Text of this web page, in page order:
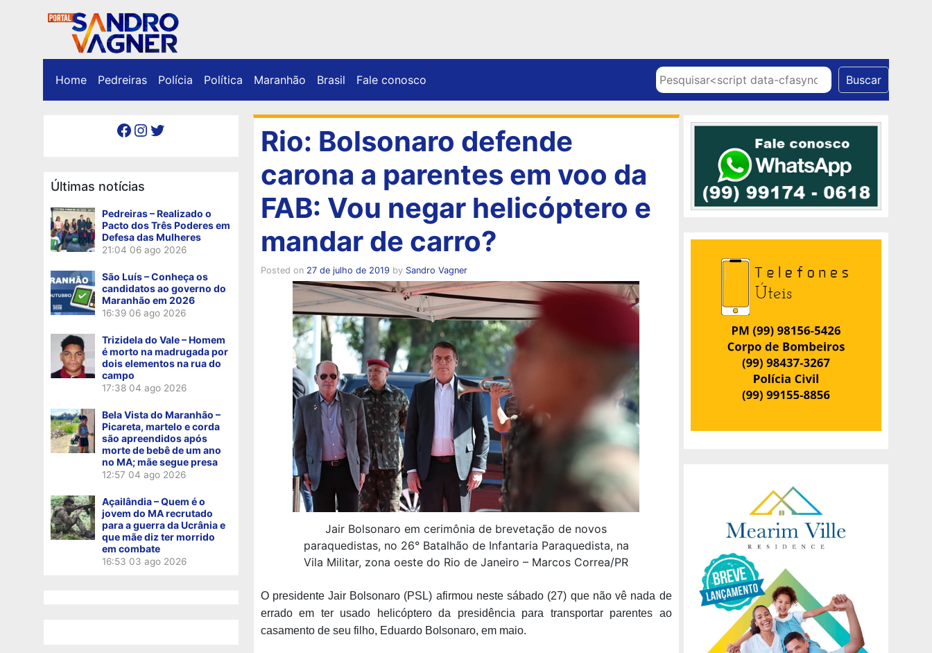
Home Pedreiras Polícia Política Maranhão Brasil Fale conosco Pesquisar Buscar
Facebook Instagram Twitter
Últimas notícias
Pedreiras – Realizado o
Pacto dos Três Poderes em
Defesa das Mulheres
21:04 06 ago 2026
São Luís – Conheça os
candidatos ao governo do
Maranhão em 2026
16:39 06 ago 2026
Trizidela do Vale – Homem
é morto na madrugada por
dois elementos na rua do
campo
17:38 04 ago 2026
Bela Vista do Maranhão –
Picareta, martelo e corda
são apreendidos após
morte de bebê de um ano
no MA; mãe segue presa
12:57 04 ago 2026
Açailândia – Quem é o
jovem do MA recrutado
para a guerra da Ucrânia e
que mãe diz ter morrido
em combate
16:53 03 ago 2026
Rio: Bolsonaro defende
carona a parentes em voo da
FAB: Vou negar helicóptero e
mandar de carro?
Posted on 27 de julho de 2019 by Sandro Vagner
Jair Bolsonaro em cerimônia de brevetação de novos
paraquedistas, no 26° Batalhão de Infantaria Paraquedista, na
Vila Militar, zona oeste do Rio de Janeiro – Marcos Correa/PR
O presidente Jair Bolsonaro (PSL) afirmou neste sábado (27) que não vê nada de
errado em ter usado helicóptero da presidência para transportar parentes ao
casamento de seu filho, Eduardo Bolsonaro, em maio.